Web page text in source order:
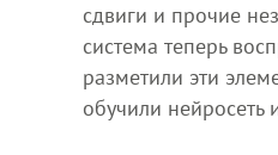
сдвиги и прочие
система теперь
разметили эти
обучили нейросеть